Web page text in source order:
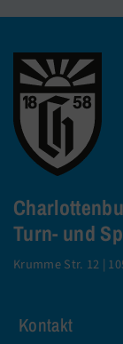
Turn- und
Krumme Str. 12 |
Kontakt